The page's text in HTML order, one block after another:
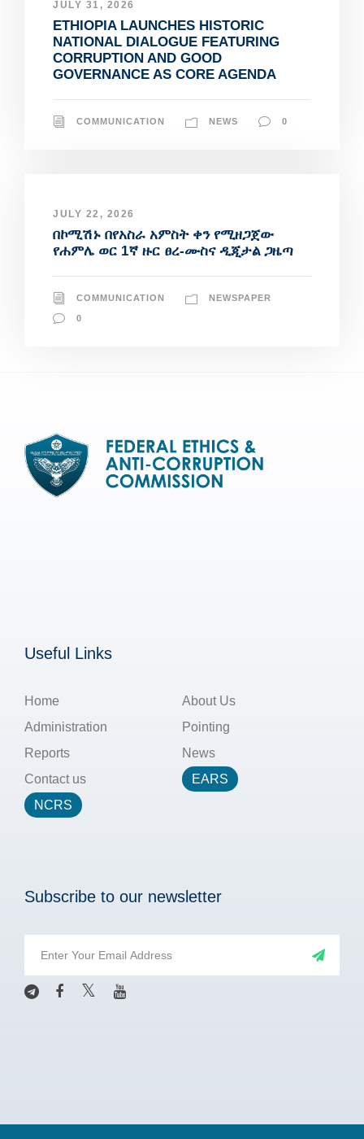
JULY 31, 2026
ETHIOPIA LAUNCHES HISTORIC
NATIONAL DIALOGUE FEATURING
CORRUPTION AND GOOD
GOVERNANCE AS CORE AGENDA
COMMUNICATION NEWS 0
JULY 22, 2026
በኮሚሽኑ በየአስራ አምስት ቀን የሚዘጋጀው
የሐምሌ ወር 1ኛ ዙር ፀረ-ሙስና ዲጂታል ጋዜጣ
COMMUNICATION NEWSPAPER
0
Useful Links
Home
About Us
Administration
Pointing
Reports
News
Contact us
EARS
NCRS
Subscribe to our newsletter